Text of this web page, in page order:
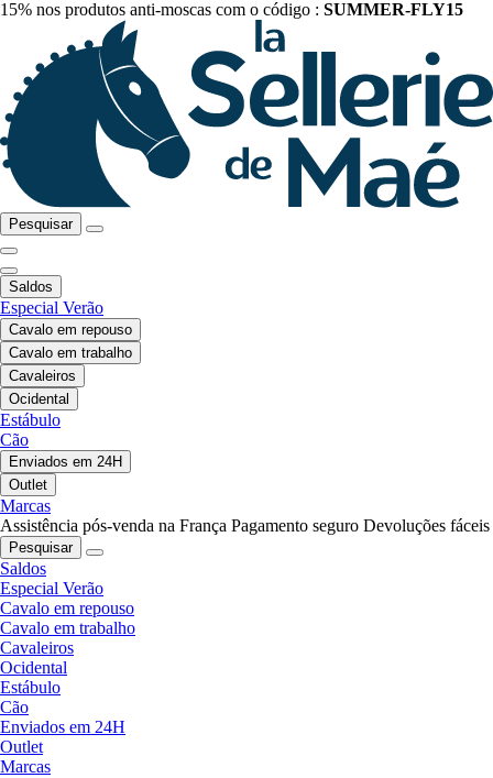
15% nos produtos anti-moscas com o código : SUMMER-FLY15
Pesquisar
Saldos
Especial Verão
Cavalo em repouso
Cavalo em trabalho
Cavaleiros
Ocidental
Estábulo
Cão
Enviados em 24H
Outlet
Marcas
Assistência pós-venda na França Pagamento seguro Devoluções fáceis
Pesquisar
Saldos
Especial Verão
Cavalo em repouso
Cavalo em trabalho
Cavaleiros
Ocidental
Estábulo
Cão
Enviados em 24H
Outlet
Marcas